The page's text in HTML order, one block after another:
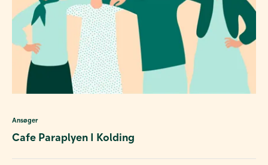
Ansøger
Cafe Paraplyen I Kolding